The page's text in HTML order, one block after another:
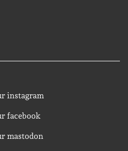
instagram
facebook
mastodon